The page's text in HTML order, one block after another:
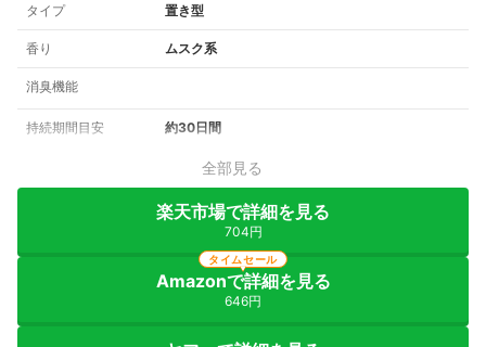
タイプ 置き型
香り ムスク系
消臭機能
持続期間目安 約30日間
全部見る
楽天市場で詳細を見る
704円
Amazonで詳細を見る
646円
タイムセール